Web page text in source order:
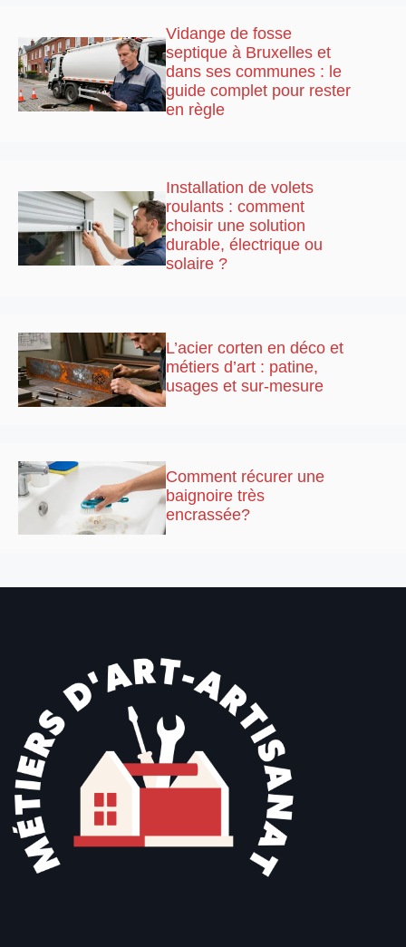
Vidange de fosse
septique à Bruxelles et
dans ses communes : le
guide complet pour rester
en règle
Installation de volets
roulants : comment
choisir une solution
durable, électrique ou
solaire ?
L’acier corten en déco et
métiers d’art : patine,
usages et sur-mesure
Comment récurer une
baignoire très
encrassée?